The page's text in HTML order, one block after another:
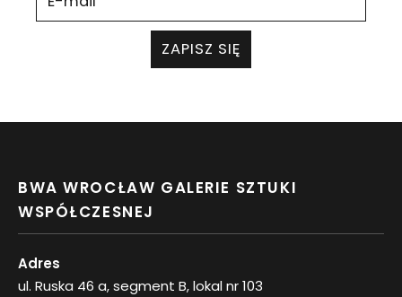
ZAPISZ SIĘ
BWA WROCŁAW GALERIE SZTUKI
WSPÓŁCZESNEJ
Adres
ul. Ruska 46 a, segment B, lokal nr 103